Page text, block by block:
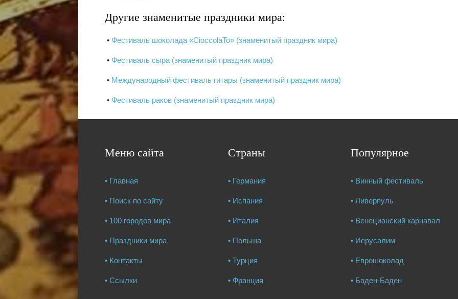
Другие знаменитые праздники мира:
• Фестиваль шоколада «CioccolaTo» (знаменитый праздник мира)
• Фестиваль сыра (знаменитый праздник мира)
• Международный фестиваль гитары (знаменитый праздник мира)
• Фестиваль раков (знаменитый праздник мира)
Меню сайта
• Главная
• Поиск по сайту
• 100 городов мира
• Праздники мира
• Контакты
• Ссылки
Страны
• Германия
• Испания
• Италия
• Польша
• Турция
• Франция
Популярное
• Винный фестиваль
• Ливерпуль
• Венецианский карнавал
• Иерусалим
• Еврошоколад
• Баден-Баден